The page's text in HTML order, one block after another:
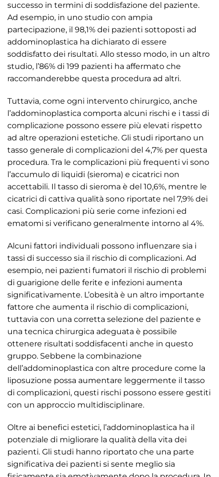
successo in termini di soddisfazione del paziente.
Ad esempio, in uno studio con ampia
partecipazione, il 98,1% dei pazienti sottoposti ad
addominoplastica ha dichiarato di essere
soddisfatto dei risultati. Allo stesso modo, in un altro
studio, l’86% di 199 pazienti ha affermato che
raccomanderebbe questa procedura ad altri.
Tuttavia, come ogni intervento chirurgico, anche
l’addominoplastica comporta alcuni rischi e i tassi di
complicazione possono essere più elevati rispetto
ad altre operazioni estetiche. Gli studi riportano un
tasso generale di complicazioni del 4,7% per questa
procedura. Tra le complicazioni più frequenti vi sono
l’accumulo di liquidi (sieroma) e cicatrici non
accettabili. Il tasso di sieroma è del 10,6%, mentre le
cicatrici di cattiva qualità sono riportate nel 7,9% dei
casi. Complicazioni più serie come infezioni ed
ematomi si verificano generalmente intorno al 4%.
Alcuni fattori individuali possono influenzare sia i
tassi di successo sia il rischio di complicazioni. Ad
esempio, nei pazienti fumatori il rischio di problemi
di guarigione delle ferite e infezioni aumenta
significativamente. L’obesità è un altro importante
fattore che aumenta il rischio di complicazioni,
tuttavia con una corretta selezione del paziente e
una tecnica chirurgica adeguata è possibile
ottenere risultati soddisfacenti anche in questo
gruppo. Sebbene la combinazione
dell’addominoplastica con altre procedure come la
liposuzione possa aumentare leggermente il tasso
di complicazioni, questi rischi possono essere gestiti
con un approccio multidisciplinare.
Oltre ai benefici estetici, l’addominoplastica ha il
potenziale di migliorare la qualità della vita dei
pazienti. Gli studi hanno riportato che una parte
significativa dei pazienti si sente meglio sia